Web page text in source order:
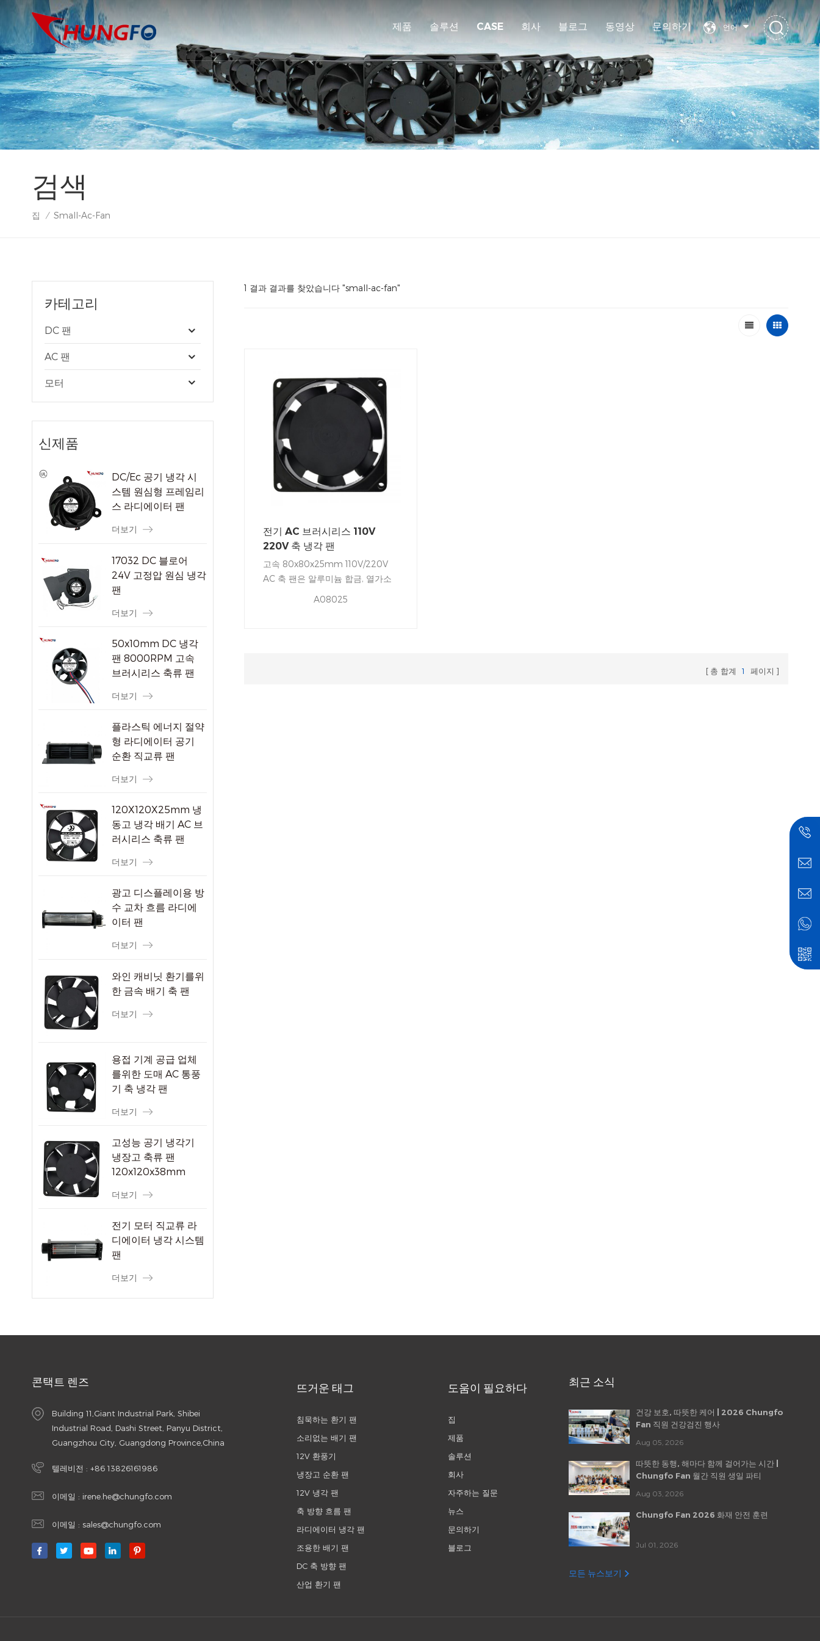
언어
제품 솔루션 CASE 회사 블로그 동영상 문의하기
검색
집 / Small-Ac-Fan
카테고리
DC 팬
AC 팬
모터
신제품
DC/Ec 공기 냉각 시
스템 원심형 프레임리
스 라디에이터 팬
더보기
17032 DC 블로어
24V 고정압 원심 냉각
팬
더보기
50x10mm DC 냉각
팬 8000RPM 고속
브러시리스 축류 팬
더보기
플라스틱 에너지 절약
형 라디에이터 공기
순환 직교류 팬
더보기
120X120X25mm 냉
동고 냉각 배기 AC 브
러시리스 축류 팬
더보기
광고 디스플레이용 방
수 교차 흐름 라디에
이터 팬
더보기
와인 캐비닛 환기를위
한 금속 배기 축 팬
더보기
용접 기계 공급 업체
를위한 도매 AC 통풍
기 축 냉각 팬
더보기
고성능 공기 냉각기
냉장고 축류 팬
120x120x38mm
더보기
전기 모터 직교류 라
디에이터 냉각 시스템
팬
더보기
1 결과 결과를 찾았습니다 "small-ac-fan"
전기 AC 브러시리스 110V
220V 축 냉각 팬
고속 80x80x25mm 110V/220V
AC 축 팬은 알루미늄 합금, 열가소
A08025
총 합계 1 페이지
콘택트 렌즈
Building 11,Giant Industrial Park, Shibei
Industrial Road, Dashi Street, Panyu District,
Guangzhou City, Guangdong Province,China
텔레비전 : +86 13826161986
이메일 : irene.he@chungfo.com
이메일 : sales@chungfo.com
뜨거운 태그
침묵하는 환기 팬
소리없는 배기 팬
12V 환풍기
냉장고 순환 팬
12V 냉각 팬
축 방향 흐름 팬
라디에이터 냉각 팬
조용한 배기 팬
DC 축 방향 팬
산업 환기 팬
도움이 필요하다
집
제품
솔루션
회사
자주하는 질문
뉴스
문의하기
블로그
최근 소식
건강 보호, 따뜻한 케어 | 2026 Chungfo
Fan 직원 건강검진 행사
Aug 05, 2026
따뜻한 동행, 해마다 함께 걸어가는 시간 |
Chungfo Fan 월간 직원 생일 파티
Aug 03, 2026
Chungfo Fan 2026 화재 안전 훈련
Jul 01, 2026
모든 뉴스보기